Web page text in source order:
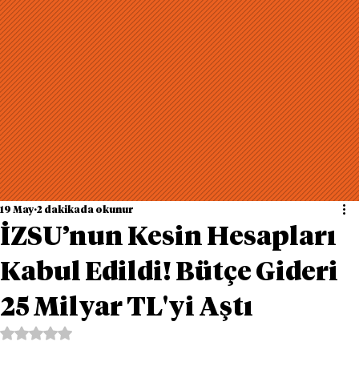
İZSU’nun Kesin Hesapları
Kabul Edildi! Bütçe Gideri
25 Milyar TL'yi Aştı
19 May 2 dakikada okunur
5 üzerinden NaN yıldız